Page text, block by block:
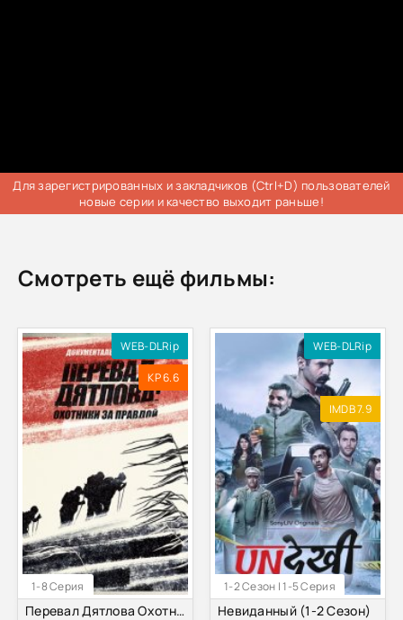
Для зарегистрированных и закладчиков (Ctrl+D) пользователей
новые серии и качество выходит раньше!
Смотреть ещё фильмы:
1-8 Серия
WEB-DLRip
KP 6.6
Перевал Дятлова Охотники за правдой (2020)
1-2 Сезон | 1-5 Серия
WEB-DLRip
IMDB 7.9
Невиданный (1-2 Сезон)